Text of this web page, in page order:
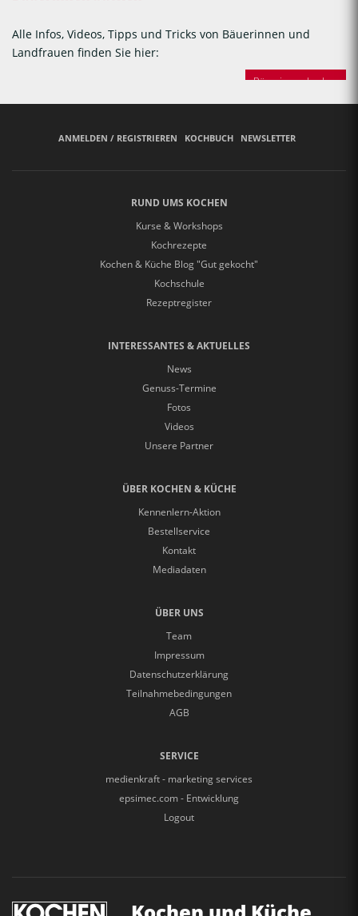
Alle Infos, Videos, Tipps und Tricks von Bäuerinnen und
Landfrauen finden Sie hier:
Bäuerinnen backen
ANMELDEN / REGISTRIEREN KOCHBUCH NEWSLETTER
RUND UMS KOCHEN
Kurse & Workshops
Kochrezepte
Kochen & Küche Blog "Gut gekocht"
Kochschule
Rezeptregister
INTERESSANTES & AKTUELLES
News
Genuss-Termine
Fotos
Videos
Unsere Partner
ÜBER KOCHEN & KÜCHE
Kennenlern-Aktion
Bestellservice
Kontakt
Mediadaten
ÜBER UNS
Team
Impressum
Datenschutzerklärung
Teilnahmebedingungen
AGB
SERVICE
medienkraft - marketing services
epsimec.com - Entwicklung
Logout